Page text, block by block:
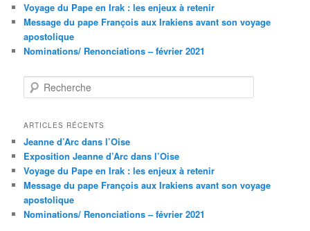
Voyage du Pape en Irak : les enjeux à retenir
Message du pape François aux Irakiens avant son voyage
apostolique
Nominations/ Renonciations – février 2021
e
h
r
c
h
e
ARTICLES RÉCENTS
Jeanne d’Arc dans l’Oise
Exposition Jeanne d’Arc dans l’Oise
Voyage du Pape en Irak : les enjeux à retenir
Message du pape François aux Irakiens avant son voyage
apostolique
Nominations/ Renonciations – février 2021